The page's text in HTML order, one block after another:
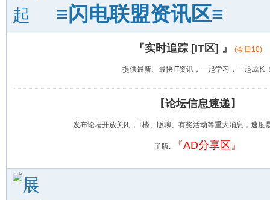
≡闪电联盟资讯区≡
『实时追踪 [IT区] 』 (今日 10)
提供最新、最快IT资讯，一起学习，一起成长
【论坛信息速递】
发布论坛开放关闭，T楼、版聊、有奖活动等重大消息，速度
子版: 『AD分享区』